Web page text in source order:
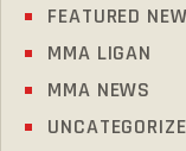
FEATURED
MMA LIGAN
MMA NEWS